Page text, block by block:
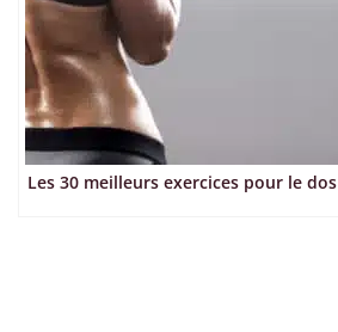
Les 30 meilleurs exercices pour le dos